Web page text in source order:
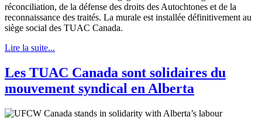
réconciliation, de la défense des droits des Autochtones et de la
reconnaissance des traités. La murale est installée définitivement au
siège social des TUAC Canada.
Lire la suite...
Les TUAC Canada sont solidaires du
mouvement syndical en Alberta